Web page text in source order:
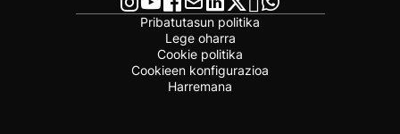
Pribatutasun politika
Lege oharra
Cookie politika
Cookieen konfigurazioa
Harremana